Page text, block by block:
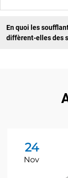
En quoi les
diffèrent-elles des
24
Nov